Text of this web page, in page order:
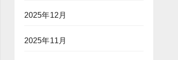
2025年12月
2025年11月